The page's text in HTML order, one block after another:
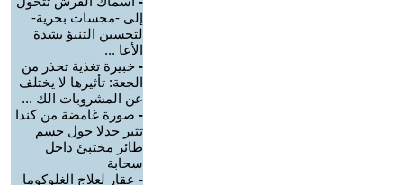
إلى -مجسات بحرية-
لتحسين التنبؤ بشدة
الأعا ...
- خبيرة تغذية تحذر من
الجعة: تأثيرها لا يختلف
عن المشروبات الك ...
- صورة غامضة من كندا
تثير جدلا حول جسم
طائر مختبئ داخل
سحابة
- عقار لعلاج الغلوكوما